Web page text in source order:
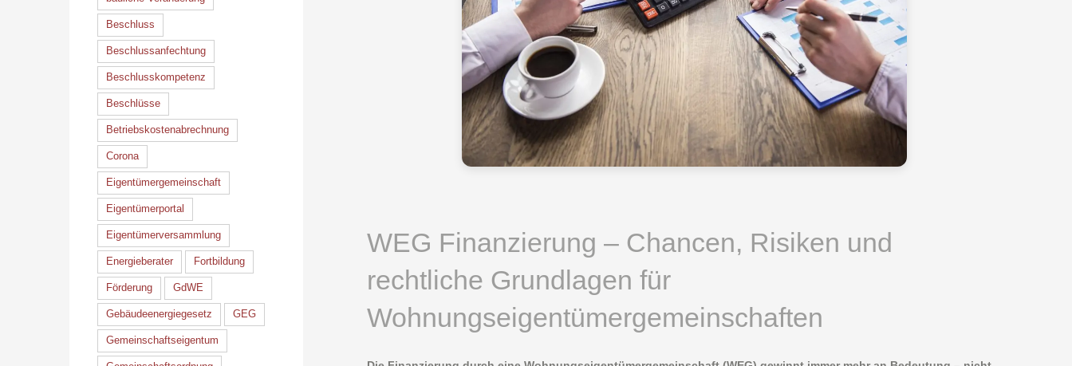
WEG Finanzierung – Chancen, Risiken und
rechtliche Grundlagen für
Wohnungseigentümergemeinschaften
Beschluss
Beschlussanfechtung
Beschlusskompetenz
Beschlüsse
Betriebskostenabrechnung
Corona
Eigentümergemeinschaft
Eigentümerportal
Eigentümerversammlung
Energieberater Fortbildung
Förderung GdWE
Gebäudeenergiegesetz GEG
Gemeinschaftseigentum